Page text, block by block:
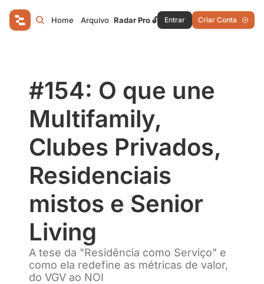
Home Arquivo Radar Pro 🔓 Entrar Criar Conta
#154: O que une
Multifamily,
Clubes Privados,
Residenciais
mistos e Senior
Living
A tese da "Residência como Serviço" e
como ela redefine as métricas de valor,
do VGV ao NOI